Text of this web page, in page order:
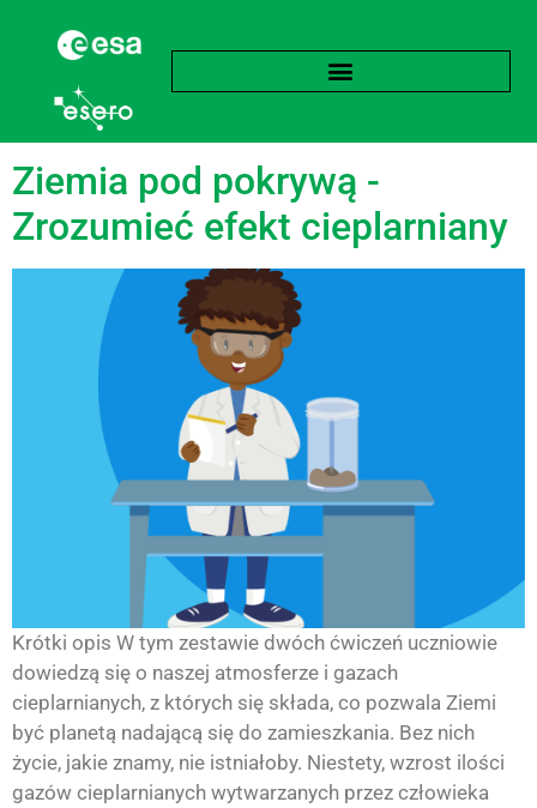
Tag:Nauka
Ziemia pod pokrywą -
Zrozumieć efekt cieplarniany
Krótki opis W tym zestawie dwóch ćwiczeń uczniowie
dowiedzą się o naszej atmosferze i gazach
cieplarnianych, z których się składa, co pozwala Ziemi
być planetą nadającą się do zamieszkania. Bez nich
życie, jakie znamy, nie istniałoby. Niestety, wzrost ilości
gazów cieplarnianych wytwarzanych przez człowieka